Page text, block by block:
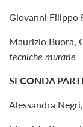
Giovanni Filippo
Maurizio Buora,
tecniche murarie
SECONDA
Alessandra Negri,